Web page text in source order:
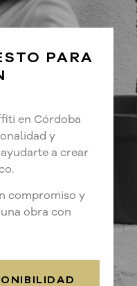
PARA
en Córdoba
y
a crear
compromiso y
obra con